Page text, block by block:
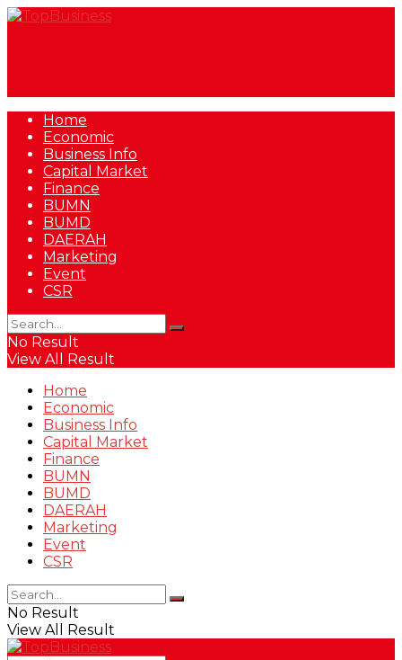
Home
Economic
Business Info
Capital Market
Finance
BUMN
BUMD
DAERAH
Marketing
Event
CSR
No Result
View All Result
Home
Economic
Business Info
Capital Market
Finance
BUMN
BUMD
DAERAH
Marketing
Event
CSR
No Result
View All Result